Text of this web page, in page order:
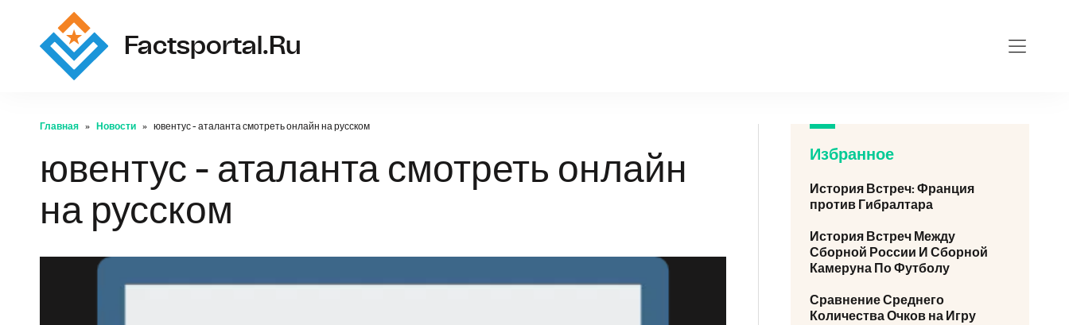
Factsportal.ru
Главная Новости ювентус - аталанта смотреть онлайн на русском
ювентус - аталанта смотреть онлайн
на русском
Избранное
История Встреч: Франция
против Гибралтара
История Встреч Между
Сборной России И Сборной
Камеруна По Футболу
Сравнение Среднего
Количества Очков на Игру